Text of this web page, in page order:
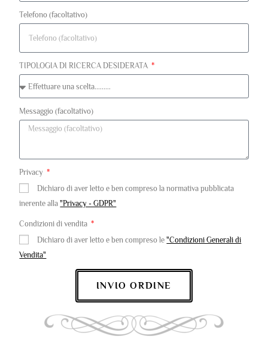
Telefono (facoltativo)
TIPOLOGIA DI RICERCA DESIDERATA
Messaggio (facoltativo)
Privacy
Dichiaro di aver letto e ben compreso la normativa pubblicata
inerente alla"Privacy - GDPR"
Condizioni di vendita
Dichiaro di aver letto e ben compreso le"Condizioni Generali di
Vendita"
INVIO ORDINE